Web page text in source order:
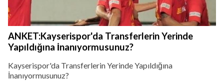
ANKET:Kayserispor'da Transferlerin Yerinde
Yapıldığına İnanıyormusunuz?
Kayserispor'da Transferlerin Yerinde Yapıldığına
İnanıyormusunuz?